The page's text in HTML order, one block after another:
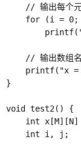
// 输出每个
for (i = 0;
// 输出数组
}
void test2() {
int
    int i, j;